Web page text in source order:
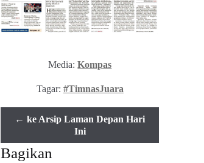
Media:Kompas
Tagar: #TimnasJuara
← ke Arsip Laman Depan Hari
Ini
Bagikan